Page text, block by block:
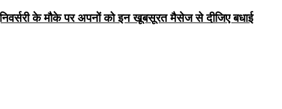
के मौके पर अपनों को इन खूबसूरत मैसेज से दीजिए बधाई